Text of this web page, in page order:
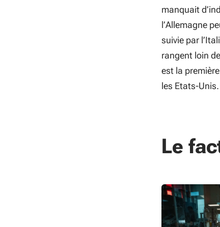
manquait
l’Allemagne
suivie par
rangent loin
est la
les Etats-
Le